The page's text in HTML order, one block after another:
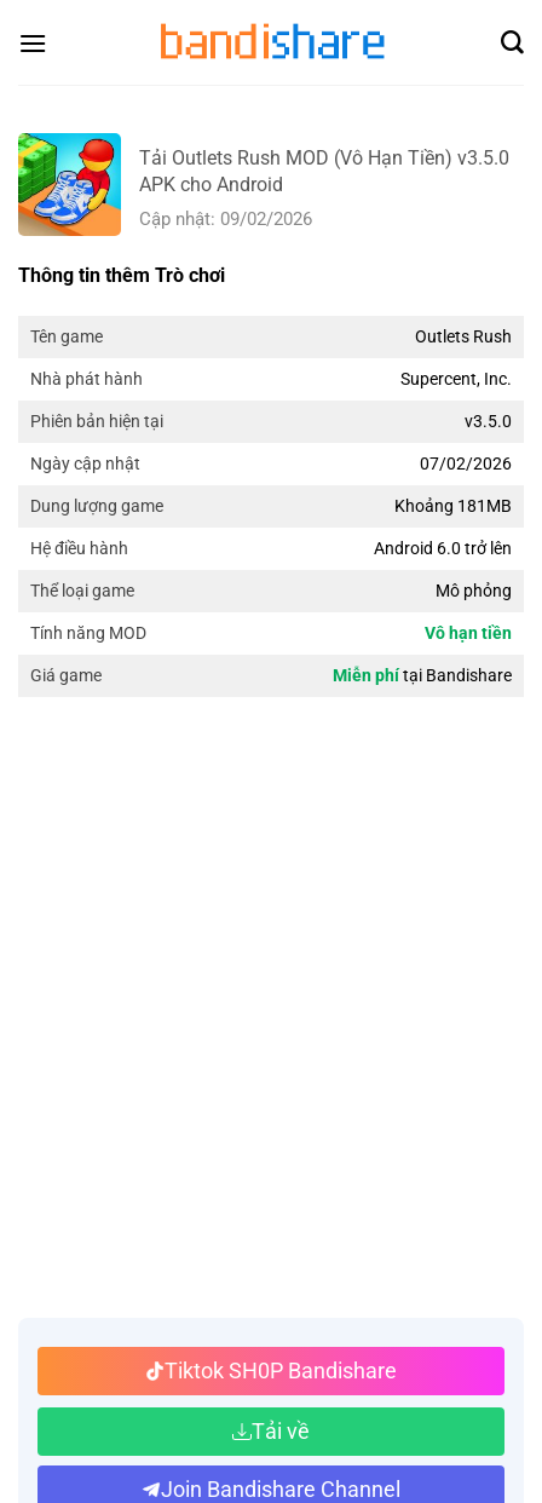
Tải Outlets Rush MOD (Vô Hạn Tiền) v3.5.0
APK cho Android
Cập nhật: 09/02/2026
Thông tin thêm Trò chơi
Tên game Outlets Rush
Nhà phát hành Supercent, Inc.
Phiên bản hiện tại v3.5.0
Ngày cập nhật 07/02/2026
Dung lượng game Khoảng 181MB
Hệ điều hành Android 6.0 trở lên
Thể loại game Mô phỏng
Tính năng MOD Vô hạn tiền
Giá game Miễn phítại Bandishare
Tiktok SH0P Bandishare
Tải về
Join Bandishare Channel